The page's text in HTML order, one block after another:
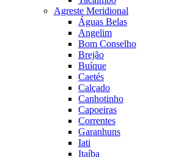
Agreste Meridional
Águas Belas
Angelim
Bom Conselho
Brejão
Buíque
Caetés
Calçado
Canhotinho
Capoeiras
Correntes
Garanhuns
Iati
Itaíba